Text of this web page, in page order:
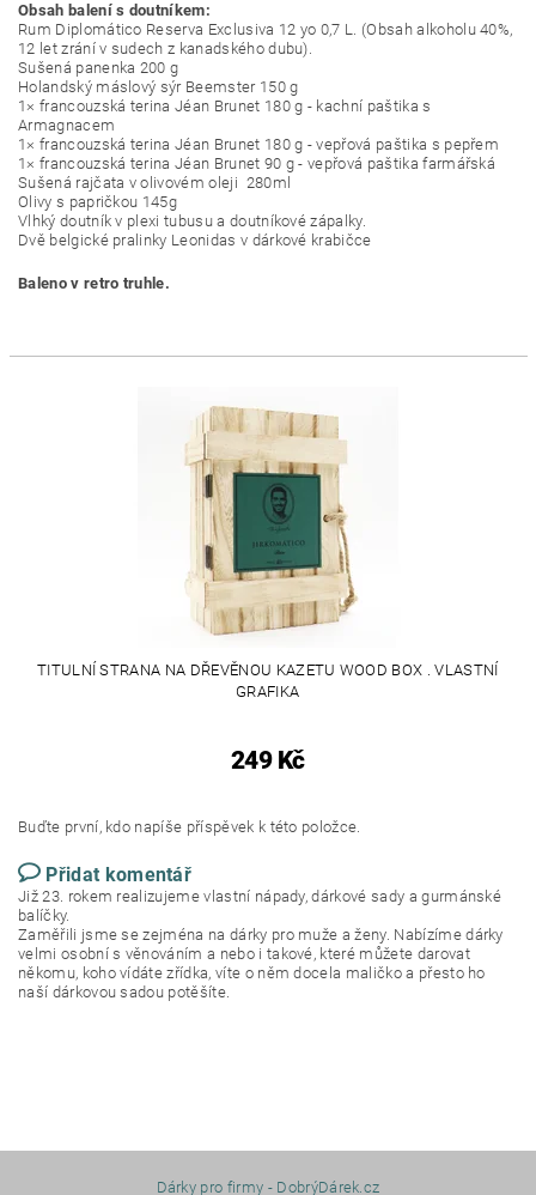
Obsah balení s doutníkem:
Rum Diplomático Reserva Exclusiva 12 yo 0,7 L. (Obsah alkoholu 40%,
12 let zrání v sudech z kanadského dubu).
Sušená panenka 200 g
Holandský máslový sýr Beemster 150 g
1× francouzská terina Jéan Brunet 180 g - kachní paštika s
Armagnacem
1× francouzská terina Jéan Brunet 180 g - vepřová paštika s pepřem
1× francouzská terina Jéan Brunet 90 g - vepřová paštika farmářská
Sušená rajčata v olivovém oleji 280ml
Olivy s papričkou 145g
Vlhký doutník v plexi tubusu a doutníkové zápalky.
Dvě belgické pralinky Leonidas v dárkové krabičce
Baleno v retro truhle.
TITULNÍ STRANA NA DŘEVĚNOU KAZETU WOOD BOX . VLASTNÍ
GRAFIKA
249 Kč
Buďte první, kdo napíše příspěvek k této položce.
Přidat komentář
Již 23. rokem realizujeme vlastní nápady, dárkové sady a gurmánské
balíčky.
Zaměřili jsme se zejména na dárky pro muže a ženy. Nabízíme dárky
velmi osobní s věnováním a nebo i takové, které můžete darovat
někomu, koho vídáte zřídka, víte o něm docela maličko a přesto ho
naší dárkovou sadou potěšíte.
Dárky pro firmy - DobrýDárek.cz